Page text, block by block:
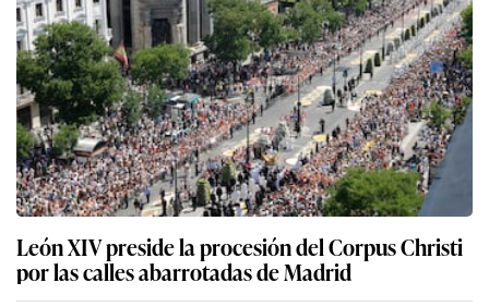
León XIV preside la procesión del Corpus Christi
por las calles abarrotadas de Madrid